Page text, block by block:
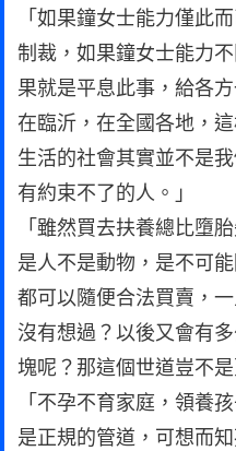
「如果鐘女士能力僅此
制裁，如果鐘女士能力
果就是平息此事，給各
在臨沂，在全國各地，
生活的社會其實並不是
有約束不了的人。」
「雖然買去扶養總比墮
是人不是動物，是不可
都可以隨便合法買賣，
沒有想過？以後又會有
塊呢？那這個世道豈不是
「不孕不育家庭，領養
是正規的管道，可想而